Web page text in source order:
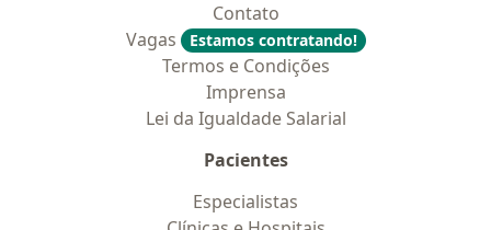
Contato
Vagas
Estamos contratando!
Termos e Condições
Imprensa
Lei da Igualdade Salarial
Pacientes
Especialistas